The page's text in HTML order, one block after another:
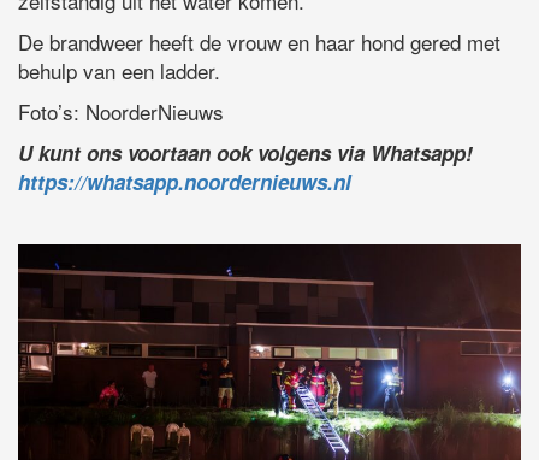
De brandweer heeft de vrouw en haar hond gered met
behulp van een ladder.
Foto’s: NoorderNieuws
U kunt ons voortaan ook volgens via Whatsapp!
https://whatsapp.noordernieuws.nl